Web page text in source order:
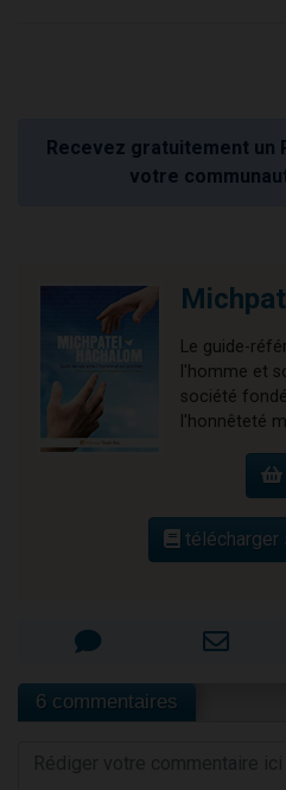
Recevez gratuitement un
votre
Le guide-
l'homme et
société
l'honnêteté
télécharger
6 commentaires